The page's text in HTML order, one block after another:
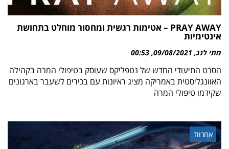
PRAY AWAY – אטימות רגשית ומחסור מוחלט בתחושת
אינטימיות
מתי לנג 09/08/2021
00:53
הסרט התיעודי החדש של נטפליקס שעוסק בטיפולי המרה בקהילה
האוונגליסטית באמריקה מציג ראיונות עם בכירים לשעבר בארגונים
שקידמו טיפולי המרה
אמנות